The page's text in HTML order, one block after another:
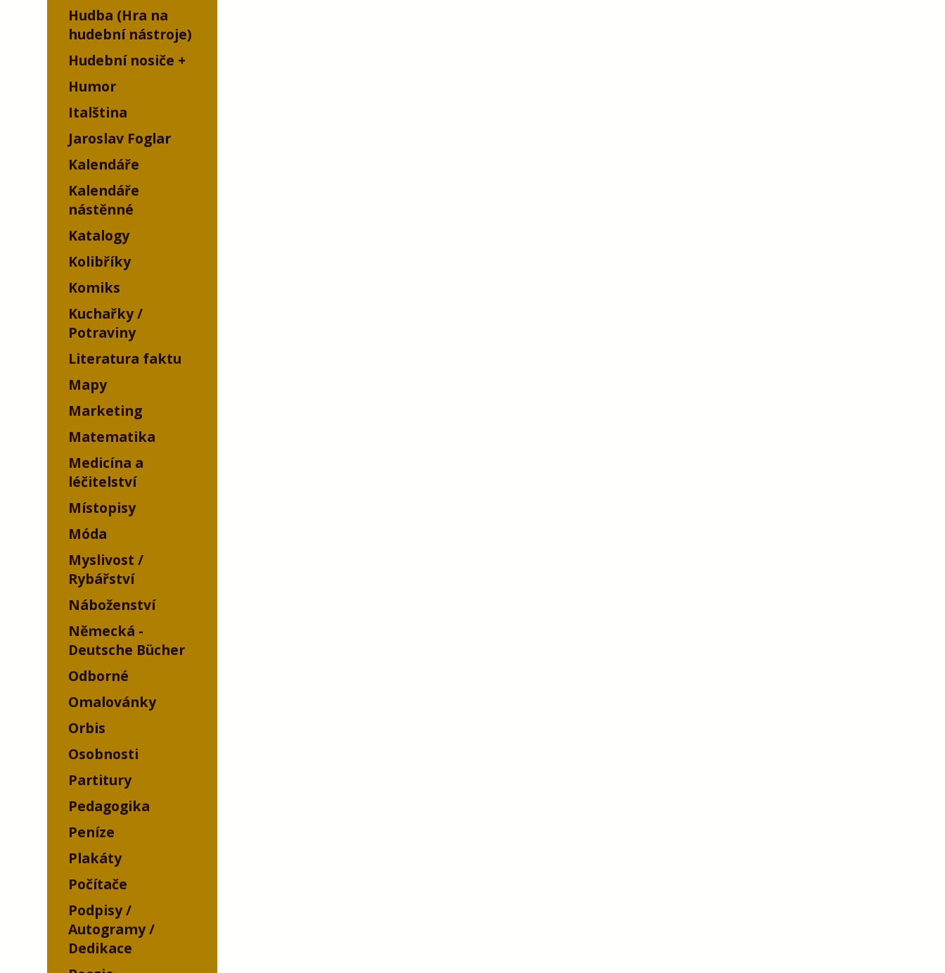
Hudba (Hra na
hudební nástroje)
Hudební nosiče
Humor
Italština
Jaroslav Foglar
Kalendáře
Kalendáře
nástěnné
Katalogy
Kolibříky
Komiks
Kuchařky /
Potraviny
Literatura faktu
Mapy
Marketing
Matematika
Medicína a
léčitelství
Místopisy
Móda
Myslivost /
Rybářství
Náboženství
Německá -
Deutsche Bücher
Odborné
Omalovánky
Orbis
Osobnosti
Partitury
Pedagogika
Peníze
Plakáty
Počítače
Podpisy /
Autogramy /
Dedikace